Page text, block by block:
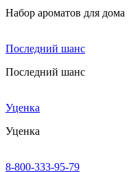
Набор ароматов для дома
Последний шанс
Последний шанс
Уценка
Уценка
8-800-333-95-79